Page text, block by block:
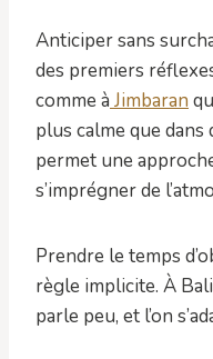
Anticiper sans
des premiers
comme à Jimbaran
plus calme que dans
permet une
s’imprégner de
Prendre le temps
règle implicite. À
parle peu, et l’on